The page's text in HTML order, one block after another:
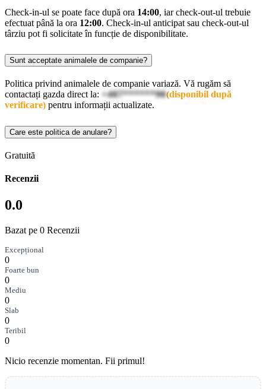
Check-in-ul se poate face după ora 14:00, iar check-out-ul trebuie
efectuat până la ora 12:00. Check-in-ul anticipat sau check-out-ul
târziu pot fi solicitate în funcție de disponibilitate.
Sunt acceptate animalele de companie?
Politica privind animalele de companie variază. Vă rugăm să
contactați gazda direct la: +407******90(disponibil după
verificare) pentru informații actualizate.
Care este politica de anulare?
Gratuită
Recenzii
0.0
Bazat pe 0 Recenzii
Excepțional
0
Foarte bun
0
Mediu
0
Slab
0
Teribil
0
Nicio recenzie momentan. Fii primul!